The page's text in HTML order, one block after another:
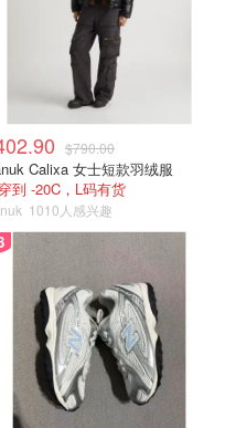
$790.00
Calixa 女士短款羽绒服
到 -20C，L码有货
1010人感兴趣